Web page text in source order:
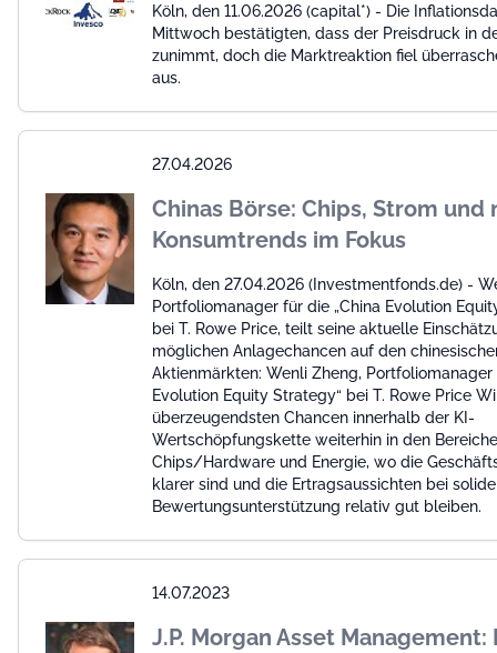
Köln, den 11.06.2026 (capital*) - Die
Mittwoch bestätigten, dass der Preisdruck in
zunimmt, doch die Marktreaktion fiel
aus.
27.04.2026
Chinas Börse: Chips, Strom und
Konsumtrends im Fokus
Köln, den 27.04.2026 (Investmentfonds.de) -
Portfoliomanager für die „China Evolution
bei T. Rowe Price, teilt seine aktuelle
möglichen Anlagechancen auf den
Aktienmärkten: Wenli Zheng, Portfoliomanager
Evolution Equity Strategy“ bei T. Rowe Price
überzeugendsten Chancen innerhalb der KI-
Wertschöpfungskette weiterhin in den
Chips/Hardware und Energie, wo die
klarer sind und die Ertragsaussichten bei
Bewertungsunterstützung relativ gut bleiben.
14.07.2023
J.P. Morgan Asset Management: